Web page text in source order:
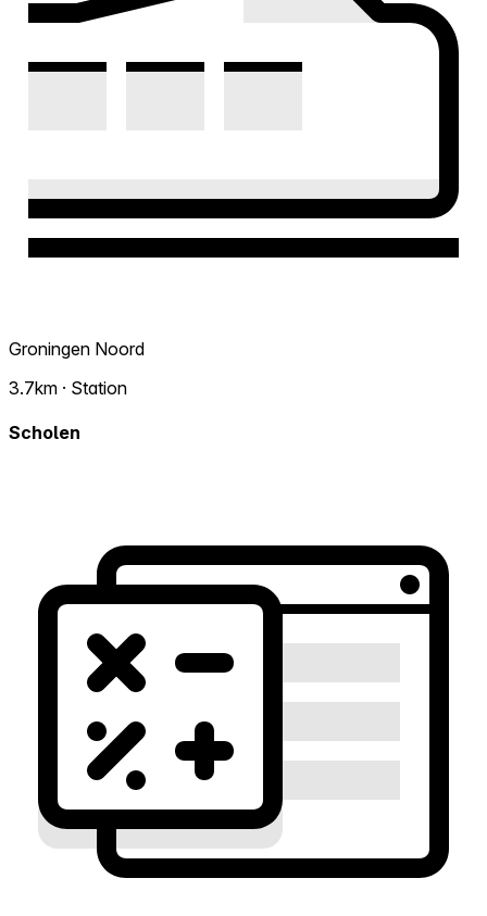
Groningen Noord
3.7km · Station
Scholen